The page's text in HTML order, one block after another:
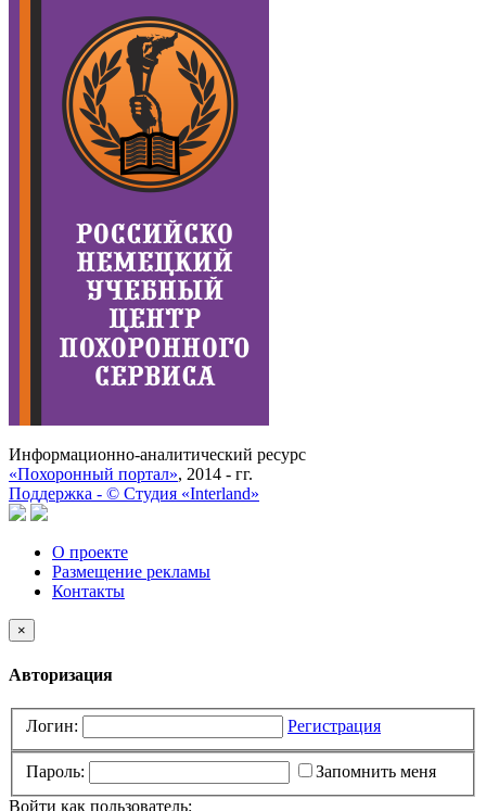
Информационно-аналитический ресурс
«Похоронный портал», 2014 - гг.
Поддержка - © Cтудия «Interland»
О проекте
Размещение рекламы
Контакты
×
Авторизация
Логин: Регистрация
Пароль:
Запомнить меня
Войти как пользователь: